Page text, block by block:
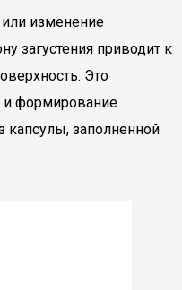
изменение
загустения приводит к
Это
и формирование
капсулы, заполненной